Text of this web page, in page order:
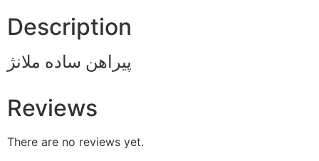
Description
پیراهن ساده ملانژ
Reviews
There are no reviews yet.